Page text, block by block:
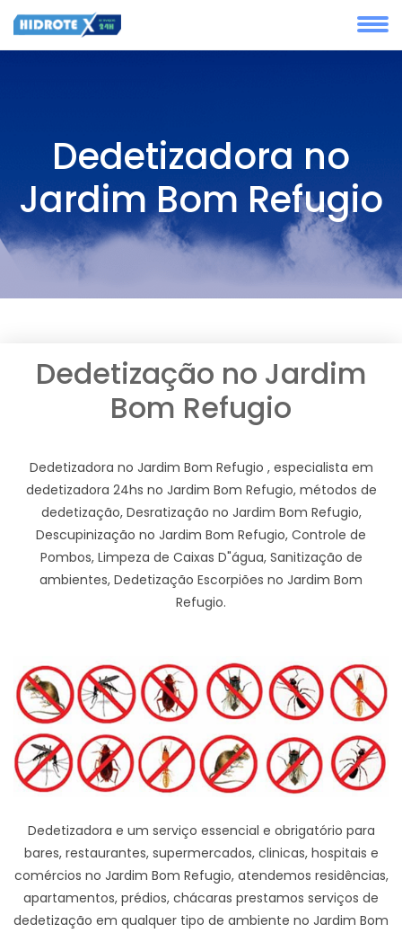
Dedetizadora no
Jardim Bom Refugio
Dedetização no Jardim
Bom Refugio
Dedetizadora no Jardim Bom Refugio , especialista em
dedetizadora 24hs no Jardim Bom Refugio, métodos de
dedetização, Desratização no Jardim Bom Refugio,
Descupinização no Jardim Bom Refugio, Controle de
Pombos, Limpeza de Caixas D"água, Sanitização de
ambientes, Dedetização Escorpiões no Jardim Bom
Refugio.
Dedetizadora e um serviço essencial e obrigatório para
bares, restaurantes, supermercados, clinicas, hospitais e
comércios no Jardim Bom Refugio, atendemos residências,
apartamentos, prédios, chácaras prestamos serviços de
dedetização em qualquer tipo de ambiente no Jardim Bom